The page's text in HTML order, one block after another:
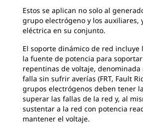
Estos se aplican no solo al
grupo electrógeno y los auxiliares,
eléctrica en su conjunto.
El soporte dinámico de red incluye
la fuente de potencia para
repentinas de voltaje, denominada
falla sin sufrir averías (FRT, Fault
grupos electrógenos deben tener
superar las fallas de la red y, al
sustentar a la red con potencia
mantener el voltaje.